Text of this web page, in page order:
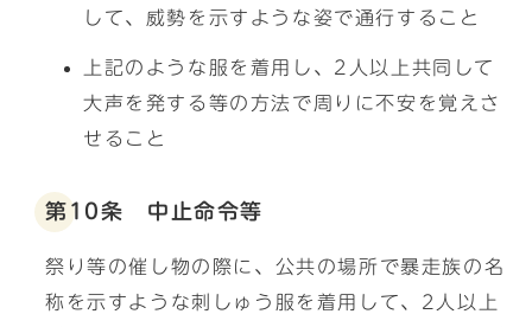
して、威勢を示すような姿で通行すること
上記のような服を着用し、2人以上共同して
大声を発する等の方法で周りに不安を覚えさ
せること
第10条 中止命令等
祭り等の催し物の際に、公共の場所で暴走族の名
称を示すような刺しゅう服を着用して、2人以上